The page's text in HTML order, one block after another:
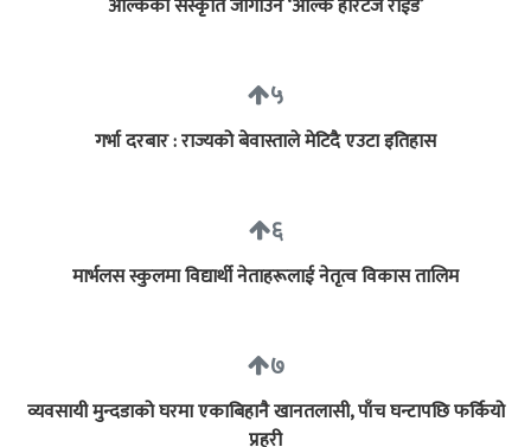
५
गर्भा दरबार : राज्यको बेवास्ताले मेटिदै एउटा इतिहास
६
मार्भलस स्कुलमा विद्यार्थी नेताहरूलाई नेतृत्व विकास तालिम
७
व्यवसायी मुन्दडाको घरमा एकाबिहानै खानतलासी, पाँच घन्टापछि फर्कियो
प्रहरी